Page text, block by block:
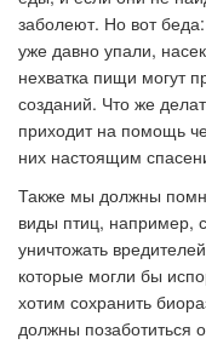
заболеют. Но вот
уже давно упали,
нехватка пищи могут
созданий. Что же
приходит на помощь
них настоящим
Также мы должны
виды птиц, например,
уничтожать
которые могли бы
хотим сохранить
должны позаботиться